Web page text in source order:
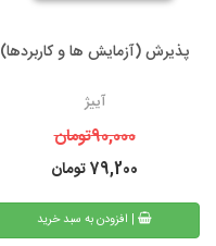
پذیرش (آزمایش ها و کاربردها)
آییژ
90,000تومان
79,200تومان
| افزودن به سبد خرید